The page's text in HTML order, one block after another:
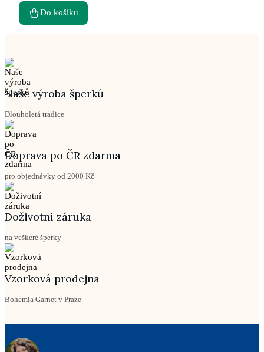
Do košíku
Naše výroba šperků
Dlouholetá tradice
Doprava po ČR zdarma
pro objednávky od 2000 Kč
Doživotní záruka
na veškeré šperky
Vzorková prodejna
Bohemia Garnet v Praze